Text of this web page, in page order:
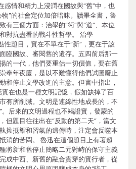
感情和精力上浸潤在國故與“舊”中，也
”的社會定位加倍暗昧。讀畢全書，魯
有三個方面：治學的“術”與“道”、本位
對抗盡看的戰斗性哲學。 治學
性題目，實在不單在于“新”，更在于該
臨國故、審閱舊的遺存。五四前后那一
的一代，他們要重估一切價值，要在舊
奉年夜廈，是以不難懂得他們試圖廢止
和停止文學改進的主意。但書中指出，
在也是一種文明記憶，假如缺掉了百
有所削減。文明是連綿性地成長的，不
后來的文明過程也不竭證實，發蒙的
但題目往往出在“反動的第二天”，當文
拗抵禦和習氣的遺傳時，注定會反噬本
消的苦悶。 魯迅在這個題目上有著超
將新和舊停止簡略二元對峙的保守主義
成中西、新舊的融合貫穿的實行者，從